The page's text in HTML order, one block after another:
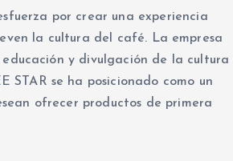
por crear una experiencia
la cultura del café. La empresa
y divulgación de la cultura
STAR se ha posicionado como un
ofrecer productos de primera